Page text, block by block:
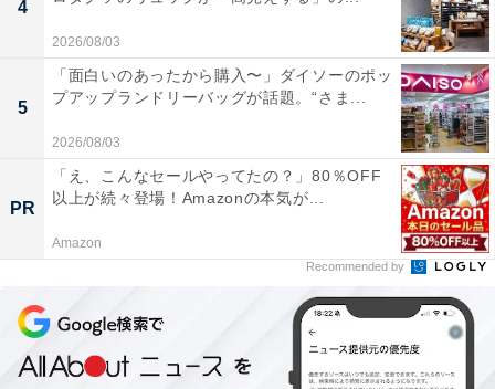
3位：ツインバード 靴乾燥機 シューズドライヤー コ
ンパクト 上履き 革靴 カビ ニオイ防止 脱臭 タイマー
機能 ブラウン SD-4546BR
ツインバード 靴乾燥機 シューズドライヤー コンパクト 上
4
2026/08/03
5
「面白いのあったから購入〜」ダイソーのポッ
プアップランドリーバッグが話題。“さま...
2026/08/03
PR
「え、こんなセールやってたの？」80％OFF
以上が続々登場！Amazonの本気が...
Amazon
Recommended by